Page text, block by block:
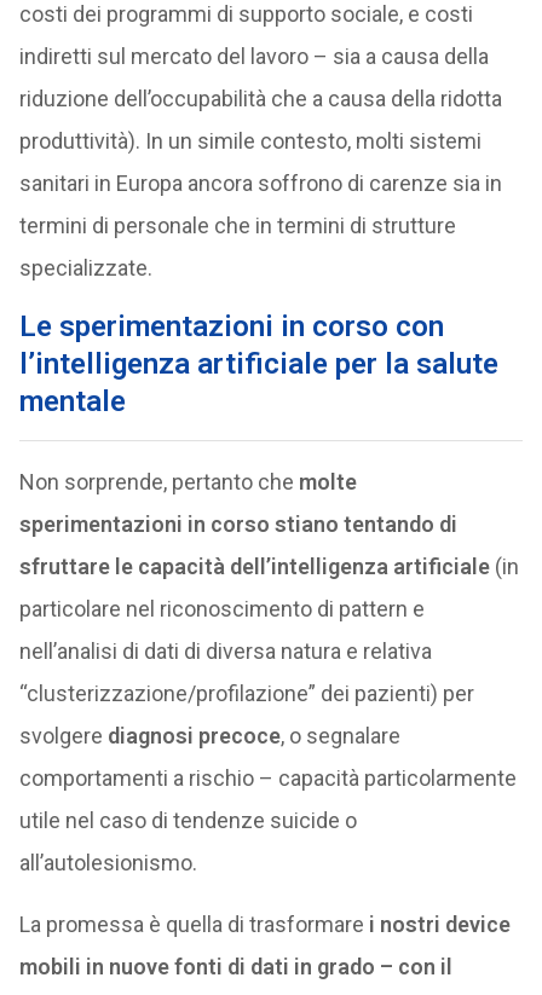
costi dei programmi di supporto sociale, e costi
indiretti sul mercato del lavoro – sia a causa della
riduzione dell’occupabilità che a causa della ridotta
produttività). In un simile contesto, molti sistemi
sanitari in Europa ancora soffrono di carenze sia in
termini di personale che in termini di strutture
specializzate.
Le sperimentazioni in corso con
l’intelligenza artificiale per la salute
mentale
Non sorprende, pertanto che molte
sperimentazioni in corso stiano tentando di
sfruttare le capacità dell’intelligenza artificiale(in
particolare nel riconoscimento di pattern e
nell’analisi di dati di diversa natura e relativa
“clusterizzazione/profilazione” dei pazienti) per
svolgere diagnosi precoce, o segnalare
comportamenti a rischio – capacità particolarmente
utile nel caso di tendenze suicide o
all’autolesionismo.
La promessa è quella di trasformare i nostri device
mobili in nuove fonti di dati in grado – con il